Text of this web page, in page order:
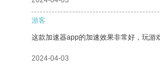
游客
这款加速器app的加速效果非常好，玩游
2024-04-03